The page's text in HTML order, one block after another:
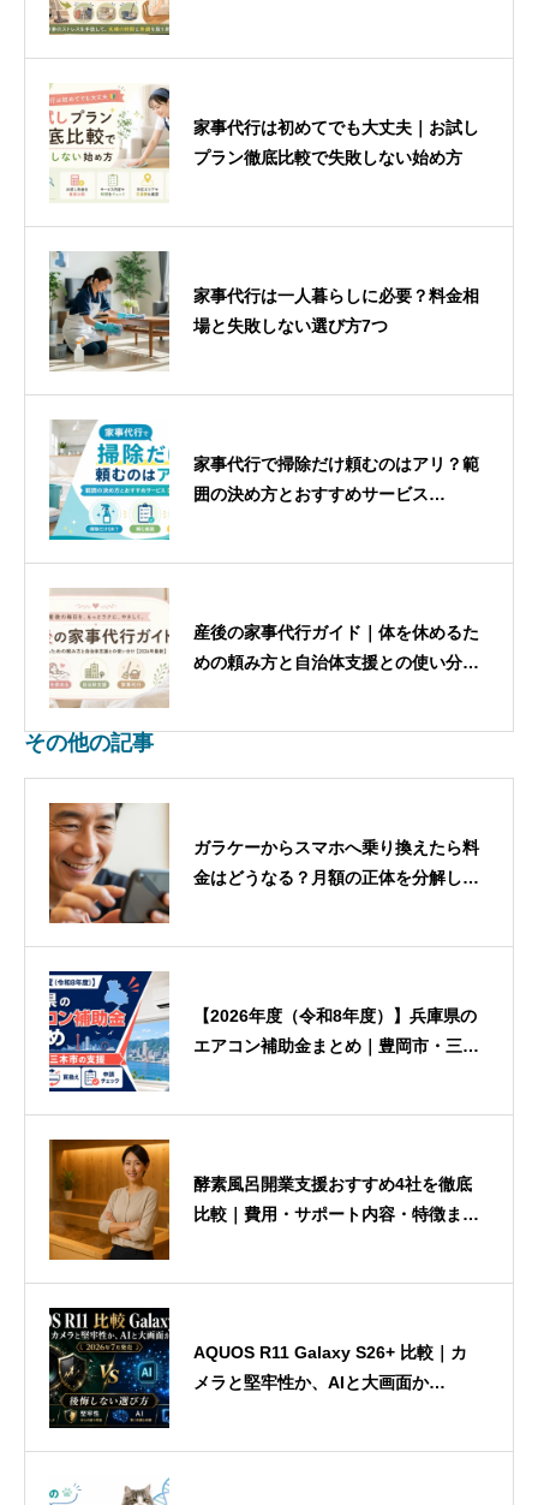
家事代行は初めてでも大丈夫｜お試し
プラン徹底比較で失敗しない始め方
家事代行は一人暮らしに必要？料金相
場と失敗しない選び方7つ
家事代行で掃除だけ頼むのはアリ？範
囲の決め方とおすすめサービス
産後の家事代行ガイド｜体を休めるた
めの頼み方と自治体支援との使い分け
その他の記事
ガラケーからスマホへ乗り換えたら料
金はどうなる？月額の正体を分解して
【2026年度（令和8年度）】兵庫県の
エアコン補助金まとめ｜豊岡市・三木
酵素風呂開業支援おすすめ4社を徹底
比較｜費用・サポート内容・特徴まと
AQUOS R11 Galaxy S26+ 比較｜カ
メラと堅牢性か、AIと大画面か